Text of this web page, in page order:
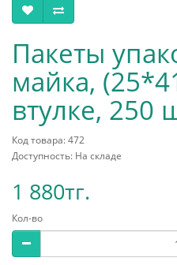
Пакеты
майка,
втулке, 250
Код товара: 472
Доступность: На складе
1 880тг.
Кол-во